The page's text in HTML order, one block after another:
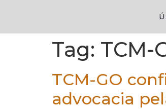
Tag: TCM-
TCM-GO
advocacia